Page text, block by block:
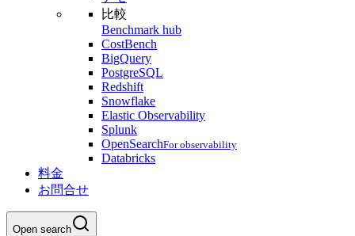
比較
Benchmark hub
CostBench
BigQuery
PostgreSQL
Redshift
Snowflake
Elastic Observability
Splunk
OpenSearchFor observability
Databricks
料金
お問合せ
Open search